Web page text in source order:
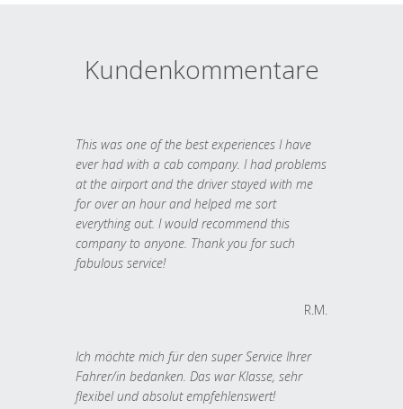
Kundenkommentare
This was one of the best experiences I have
ever had with a cab company. I had problems
at the airport and the driver stayed with me
for over an hour and helped me sort
everything out. I would recommend this
company to anyone. Thank you for such
fabulous service!
R.M.
Ich möchte mich für den super Service Ihrer
Fahrer/in bedanken. Das war Klasse, sehr
flexibel und absolut empfehlenswert!